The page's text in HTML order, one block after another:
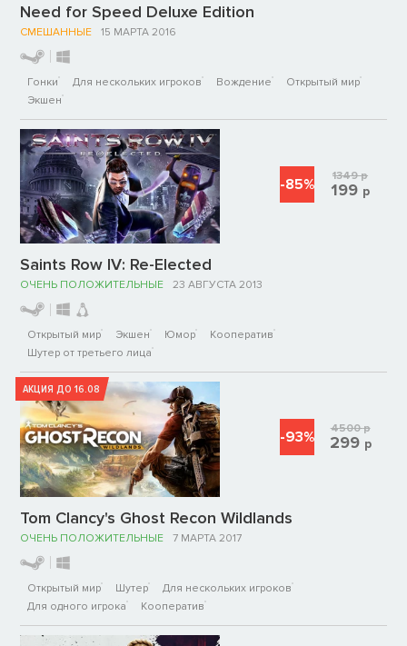
Need for Speed Deluxe Edition
СМЕШАННЫЕ 15 МАРТА 2016
Гонки Для нескольких игроков Вождение
Открытый мир
Экшен
Saints Row IV: Re-Elected
ОЧЕНЬ ПОЛОЖИТЕЛЬНЫЕ 23 АВГУСТА 2013
Открытый мир Экшен Юмор
Кооператив
Шутер от третьего лица
-85% 1349р
199 р
АКЦИЯ ДО 16.08
Tom Clancy's Ghost Recon Wildlands
ОЧЕНЬ ПОЛОЖИТЕЛЬНЫЕ 7 МАРТА 2017
Открытый мир Шутер
Для нескольких игроков
Для одного игрока
Кооператив
-93% 4500р
299 р